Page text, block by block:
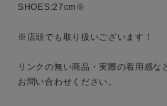
SHOES:27cm※
※店頭でも取り扱いございます！
リンクの無い商品・実際の着用感
お問い合わせください。